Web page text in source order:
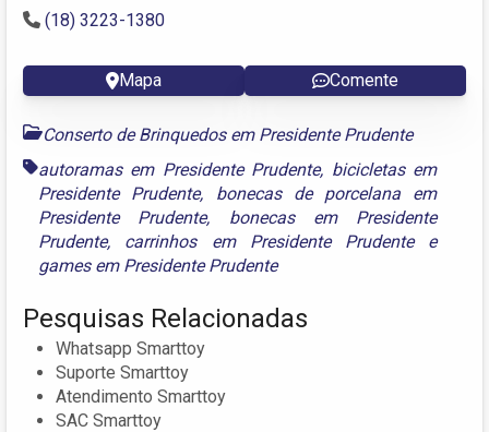
(18) 3223-1380
Mapa Comente
Conserto de Brinquedos em Presidente Prudente
autoramas em Presidente Prudente, bicicletas em
Presidente Prudente, bonecas de porcelana em
Presidente Prudente, bonecas em Presidente
Prudente, carrinhos em Presidente Prudentee
games em Presidente Prudente
Pesquisas Relacionadas
Whatsapp Smarttoy
Suporte Smarttoy
Atendimento Smarttoy
SAC Smarttoy